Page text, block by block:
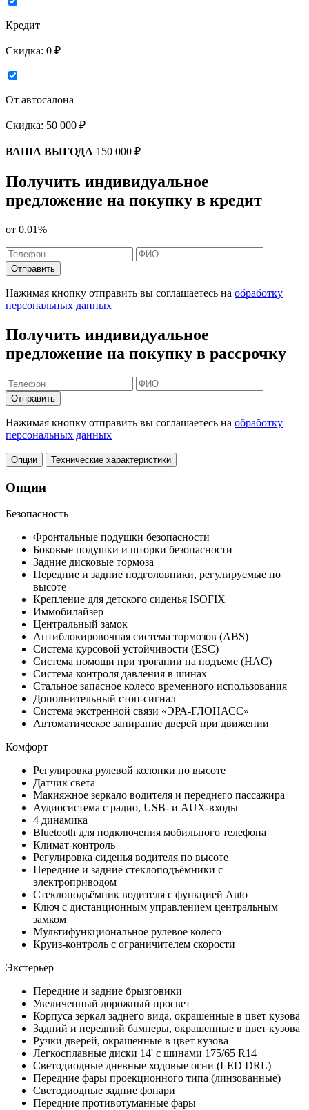
Кредит
Скидка: 0 ₽
От автосалона
Скидка: 50 000 ₽
ВАША ВЫГОДА 150 000 ₽
Получить индивидуальное
предложение на покупку в кредит
от 0.01%
Отправить
Нажимая кнопку отправить вы соглашаетесь на обработку
персональных данных
Получить индивидуальное
предложение на покупку в рассрочку
Отправить
Нажимая кнопку отправить вы соглашаетесь на обработку
персональных данных
Опции Технические характеристики
Опции
Безопасность
Фронтальные подушки безопасности
Боковые подушки и шторки безопасности
Задние дисковые тормоза
Передние и задние подголовники, регулируемые по
высоте
Крепление для детского сиденья ISOFIX
Иммобилайзер
Центральный замок
Антиблокировочная система тормозов (ABS)
Система курсовой устойчивости (ESC)
Система помощи при трогании на подъеме (HAC)
Система контроля давления в шинах
Стальное запасное колесо временного использования
Дополнительный стоп-сигнал
Система экстренной связи «ЭРА-ГЛОНАСС»
Автоматическое запирание дверей при движении
Комфорт
Регулировка рулевой колонки по высоте
Датчик света
Макияжное зеркало водителя и переднего пассажира
Аудиосистема с радио, USB- и AUX-входы
4 динамика
Bluetooth для подключения мобильного телефона
Климат-контроль
Регулировка сиденья водителя по высоте
Передние и задние стеклоподъёмники с
электроприводом
Стеклоподъёмник водителя с функцией Auto
Ключ с дистанционным управлением центральным
замком
Мультифункциональное рулевое колесо
Круиз-контроль с ограничителем скорости
Экстерьер
Передние и задние брызговики
Увеличенный дорожный просвет
Корпуса зеркал заднего вида, окрашенные в цвет кузова
Задний и передний бамперы, окрашенные в цвет кузова
Ручки дверей, окрашенные в цвет кузова
Легкосплавные диски 14' с шинами 175/65 R14
Светодиодные дневные ходовые огни (LED DRL)
Передние фары проекционного типа (линзованные)
Светодиодные задние фонари
Передние противотуманные фары